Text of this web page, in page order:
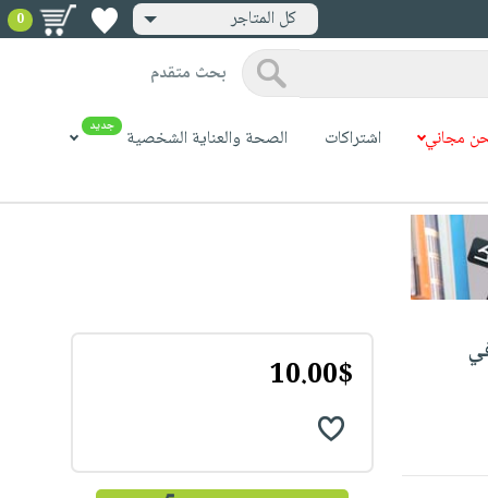
كل المتاجر 0
بحث متقدم
مجاني اشتراكات الصحة والعناية الشخصية جديد
10.00$